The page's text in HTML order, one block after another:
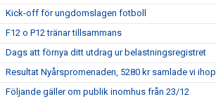
Kick-off för ungdomslagen fotboll
F12 o P12 tränar tillsammans
Dags att förnya ditt utdrag ur belastningsregistret
Resultat Nyårspromenaden, 5280 kr samlade vi ihop
Följande gäller om publik inomhus från 23/12